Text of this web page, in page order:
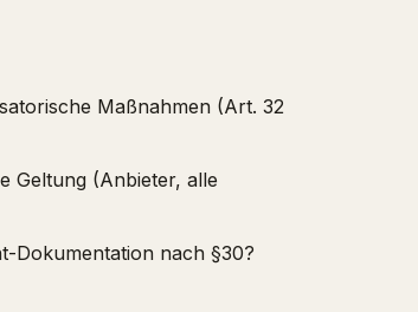
Maßnahmen (Art. 32
Geltung (Anbieter, alle
Dokumentation nach §30?